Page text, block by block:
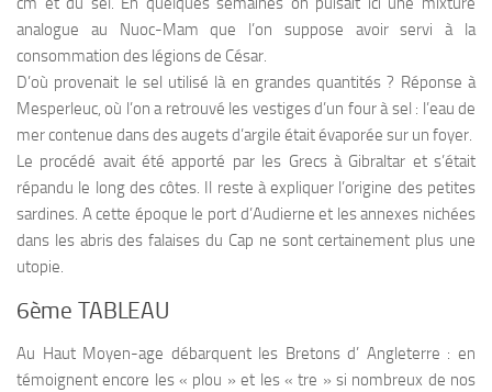
analogue au Nuoc-Mam que l’on suppose avoir servi à la
consommation des légions de César.
D’où provenait le sel utilisé là en grandes quantités ? Réponse à
Mesperleuc, où l’on a retrouvé les vestiges d’un four à sel : l’eau de
mer contenue dans des augets d’argile était évaporée sur un foyer.
Le procédé avait été apporté par les Grecs à Gibraltar et s’était
répandu le long des côtes. Il reste à expliquer l’origine des petites
sardines. A cette époque le port d’Audierne et les annexes nichées
dans les abris des falaises du Cap ne sont certainement plus une
utopie.
6ème TABLEAU
Au Haut Moyen-age débarquent les Bretons d’ Angleterre : en
témoignent encore les « plou » et les « tre » si nombreux de nos